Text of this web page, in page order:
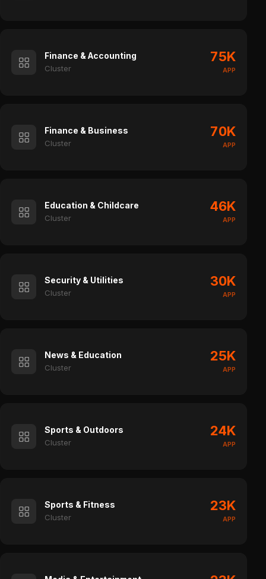
Finance & Accounting
Cluster
75K
APP
Finance & Business
Cluster
70K
APP
Education & Childcare
Cluster
46K
APP
Security & Utilities
Cluster
30K
APP
News & Education
Cluster
25K
APP
Sports & Outdoors
Cluster
24K
APP
Sports & Fitness
Cluster
23K
APP